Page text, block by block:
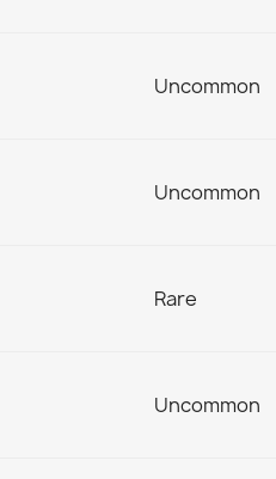
Uncommon
Uncommon
Rare
Uncommon